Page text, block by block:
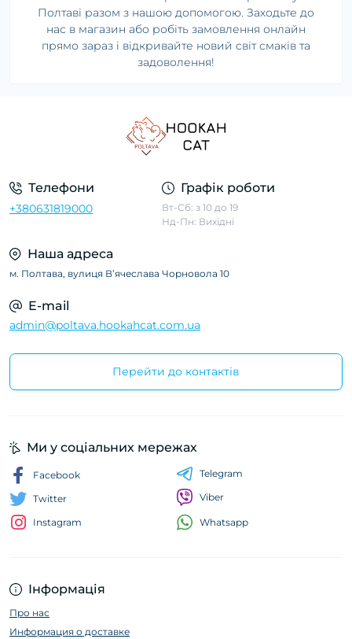
Полтаві разом з нашою допомогою. Заходьте до
нас в магазин або робіть замовлення онлайн
прямо зараз і відкривайте новий світ смаків та
задоволення!
Телефони
+380631819000
Графік роботи
Вт-Сб: з 10 до 19
Нд-Пн: Вихідні
Наша адреса
м. Полтава, вулиця Вʼячеслава Чорновола 10
E-mail
admin@poltava.hookahcat.com.ua
Перейти до контактів
Інформація
Про нас
Информация о доставке
Ми у соціальних мережах
Facebook
Twitter
Instagram
Telegram
Viber
Whatsapp